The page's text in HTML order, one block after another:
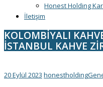
Honest Holding
İletişim
KOLOMBİYALI
İSTANBUL KAHVE
20 Eylül 2023 honestholding